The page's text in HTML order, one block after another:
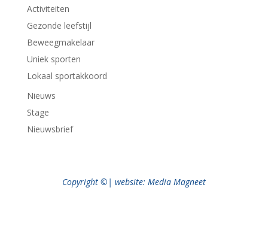
Activiteiten
Gezonde leefstijl
Beweegmakelaar
Uniek sporten
Lokaal sportakkoord
Nieuws
Stage
Nieuwsbrief
Copyright ©| website: Media Magneet